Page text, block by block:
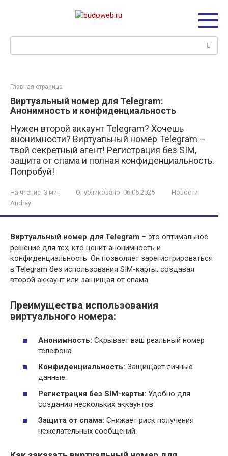
Главная страница
Виртуальный номер для Telegram:
Анонимность и конфиденциальность
Нужен второй аккаунт Telegram? Хочешь
анонимности? Виртуальный номер Telegram –
твой секретный агент! Регистрация без SIM,
защита от спама и полная конфиденциальность.
Попробуй!
На чтение: 3 мин Опубликовано: 06.05.2025
Новости
Andrey
Виртуальный номер для Telegram – это оптимальное
решение для тех, кто ценит анонимность и
конфиденциальность. Он позволяет зарегистрироваться
в Telegram без использования SIM-карты, создавая
второй аккаунт или защищая от спама.
Преимущества использования
виртуального номера:
Анонимность: Скрывает ваш реальный номер
телефона.
Конфиденциальность: Защищает личные
данные.
Регистрация без SIM-карты: Удобно для
создания нескольких аккаунтов.
Защита от спама: Снижает риск получения
нежелательных сообщений.